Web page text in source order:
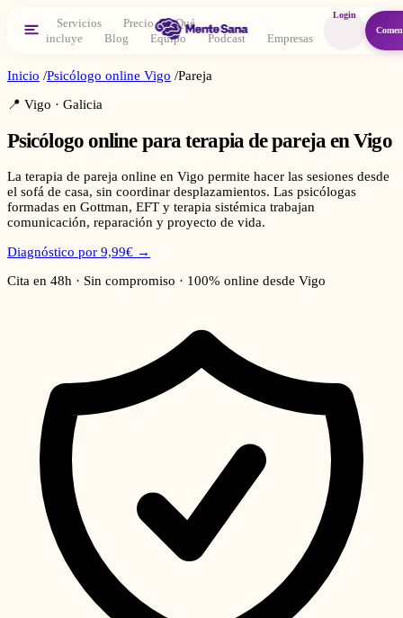
Servicios Precio
Qué
incluye
Blog Equipo Podcast Empresas
Login
Inicio /Psicólogo online Vigo /Pareja
📍 Vigo · Galicia
Psicólogo online paraterapia de parejaenVigo
La terapia de pareja online en Vigo permite hacer las sesiones desde
el sofá de casa, sin coordinar desplazamientos. Las psicólogas
formadas en Gottman, EFT y terapia sistémica trabajan
comunicación, reparación y proyecto de vida.
Diagnóstico por 9,99€ →
Cita en 48h · Sin compromiso · 100% online desde Vigo